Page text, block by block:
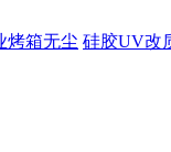
烤箱无尘 硅胶UV改